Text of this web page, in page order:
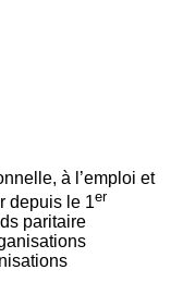
à l’emploi et
depuis le 1er
paritaire